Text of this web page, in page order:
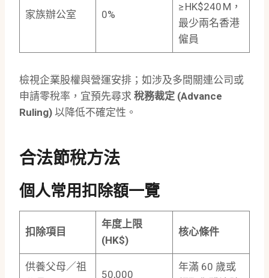
家族辦公室 0%
≥ HK$240 M，
最少兩名香港
僱員
檢視企業股權與營運安排；如涉及多間關連公司或
申請零稅率，宜預先尋求 稅務裁定 (Advance
Ruling) 以降低不確定性。
合法節稅方法
個人常用扣除額一覽
扣除項目
年度上限
(HK$)
核心條件
供養父母／祖
50,000
年滿 60 歲或